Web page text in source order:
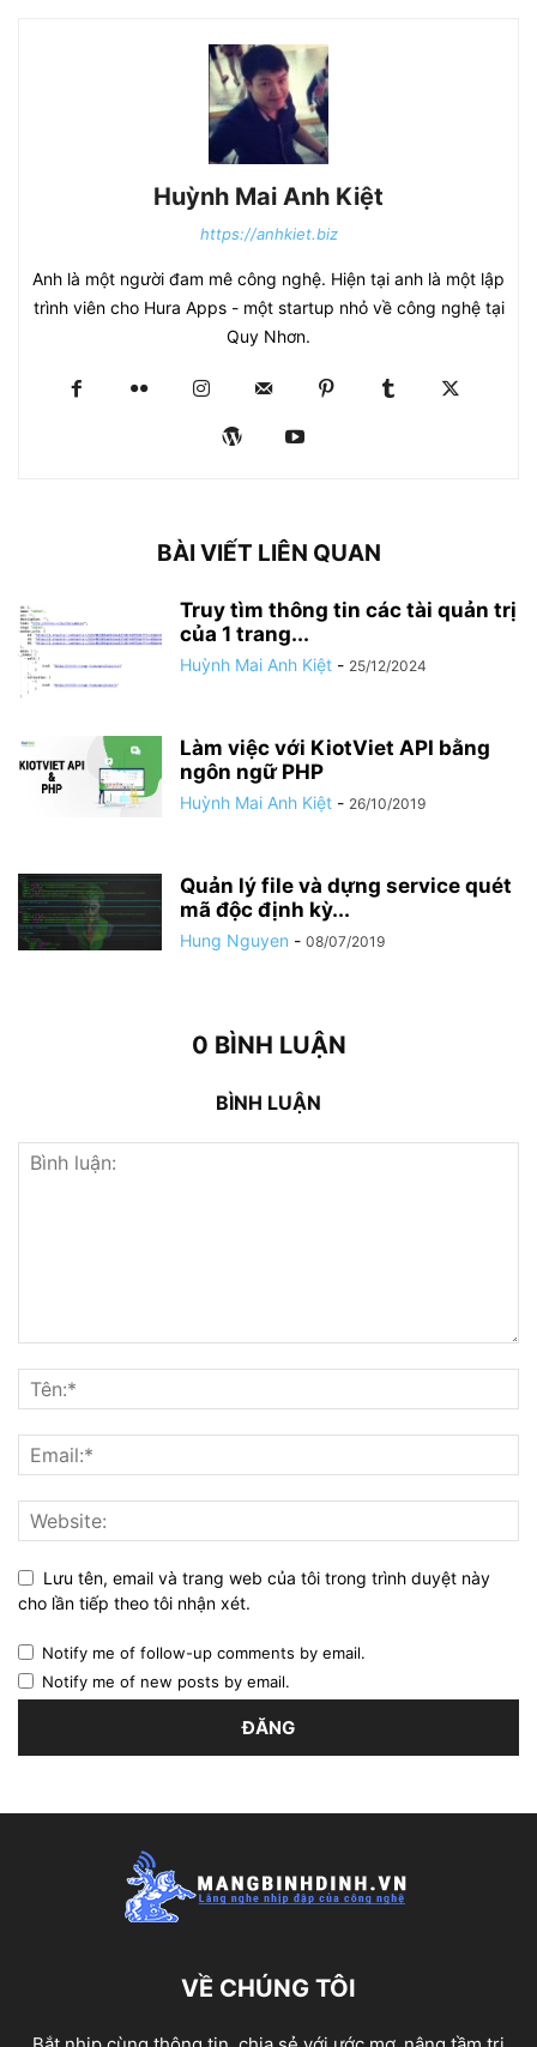
Huỳnh Mai Anh Kiệt
https://anhkiet.biz
Anh là một người đam mê công nghệ. Hiện tại anh là một lập
trình viên cho Hura Apps - một startup nhỏ về công nghệ tại
Quy Nhơn.
BÀI VIẾT LIÊN QUAN
Truy tìm thông tin các tài quản trị
của 1 trang...
Huỳnh Mai Anh Kiệt - 25/12/2024
Làm việc với KiotViet API bằng
ngôn ngữ PHP
Huỳnh Mai Anh Kiệt - 26/10/2019
Quản lý file và dựng service quét
mã độc định kỳ...
Hung Nguyen - 08/07/2019
0 BÌNH LUẬN
BÌNH LUẬN
Lưu tên, email và trang web của tôi trong trình duyệt này
cho lần tiếp theo tôi nhận xét.
Notify me of follow-up comments by email.
Notify me of new posts by email.
VỀ CHÚNG TÔI